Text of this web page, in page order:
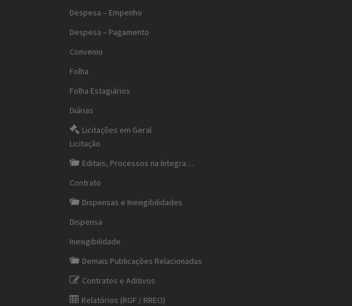
Despesa – Empenho
Despesa – Pagamento
Convenio
Folha
Folha Estagiários
Diárias
Licitações em Geral
Licitação
Editais, Processos na íntegra…
Contrato
Dispensas e Inexigibilidades
Dispensa
Inexigibilidade
Demais Publicações Relacionadas
Contratos e Aditivos
Relatórios (RGF / RREO)